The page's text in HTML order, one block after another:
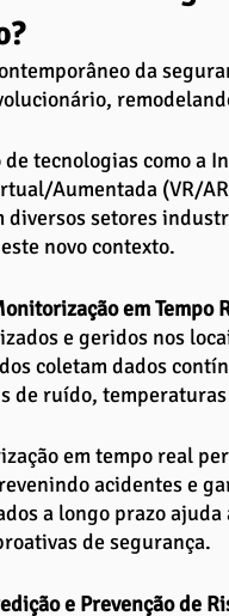
da
tecnologias como a
Aumentada (VR/
diversos setores
novo contexto.
em Tempo
e geridos nos
coletam dados
de ruído,
em tempo real
acidentes e
a longo prazo
de segurança.
e Prevenção de